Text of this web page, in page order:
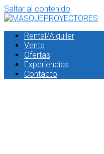
Saltar al contenido
Rental/Alquiler
Venta
Ofertas
Experiencias
Contacto